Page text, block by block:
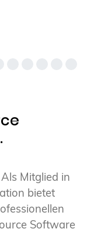
Mitglied in
bietet
Software